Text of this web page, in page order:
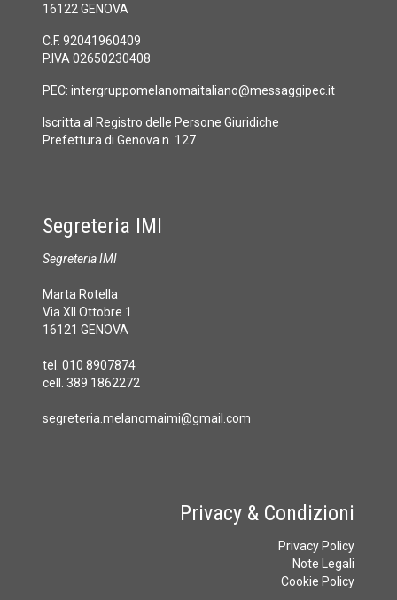
16122 GENOVA
C.F. 92041960409
P.IVA 02650230408
PEC: intergruppomelanomaitaliano@messaggipec.it
Iscritta al Registro delle Persone Giuridiche
Prefettura di Genova n. 127
Segreteria IMI
Segreteria IMI
Marta Rotella
Via XII Ottobre 1
16121 GENOVA
tel. 010 8907874
cell. 389 1862272
segreteria.melanomaimi@gmail.com
Privacy & Condizioni
Privacy Policy
Note Legali
Cookie Policy